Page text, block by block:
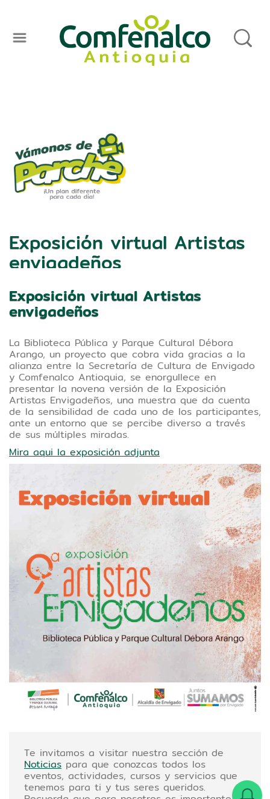
Exposición virtual Artistas
envigadeños
Tipo de contenido:Lectura
Exposición virtual Artistas
envigadeños
La Biblioteca Pública y Parque Cultural Débora
Arango, un proyecto que cobra vida gracias a la
alianza entre la Secretaría de Cultura de Envigado
y Comfenalco Antioquia, se enorgullece en
presentar la novena versión de la Exposición
Artistas Envigadeños, una muestra que da cuenta
de la sensibilidad de cada uno de los participantes,
ante un entorno que se percibe diverso a través
de sus múltiples miradas.
Mira aqui la exposición adjunta
Te invitamos a visitar nuestra sección de
Noticias para que conozcas todos los
eventos, actividades, cursos y servicios que
tenemos para ti y tus seres queridos.